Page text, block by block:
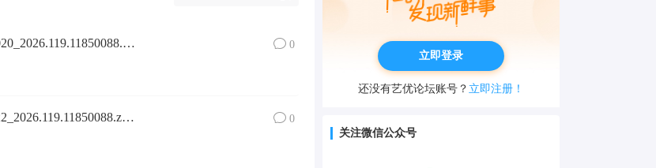
立即登录
还没有艺优论坛账号？ 立即注册！
关注微信公众号
Surface Pro 8镜像SurfacePro8_BMR_186020_2026.119.11850088.zip网盘下载 0
Surface Pro 8镜像SurfacePro8_BMR_46022_2026.119.11850088.zip网盘下载 0